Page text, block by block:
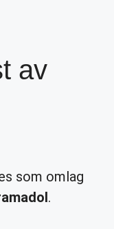
av
som omlag
.